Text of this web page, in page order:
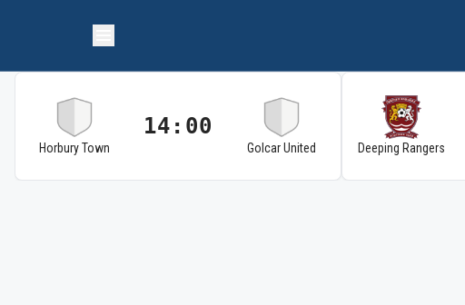
Horbury Town
14:00
Golcar United Deeping Rangers